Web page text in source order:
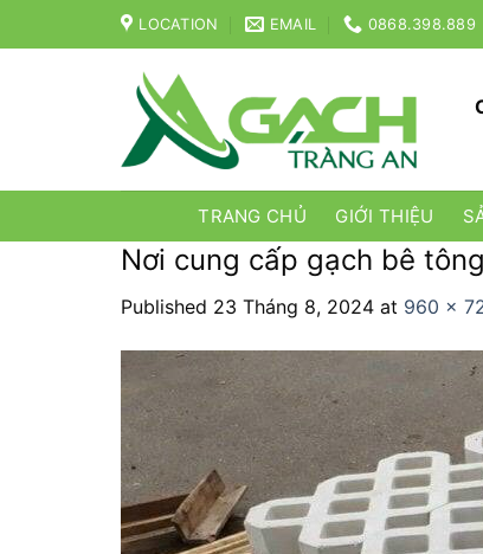
to
LOCATION EMAIL 0868.398.889
TRANG CHỦ GIỚI THIỆU
Nơi cung cấp gạch bê
Published 23 Tháng 8, 2024 at 960 ×